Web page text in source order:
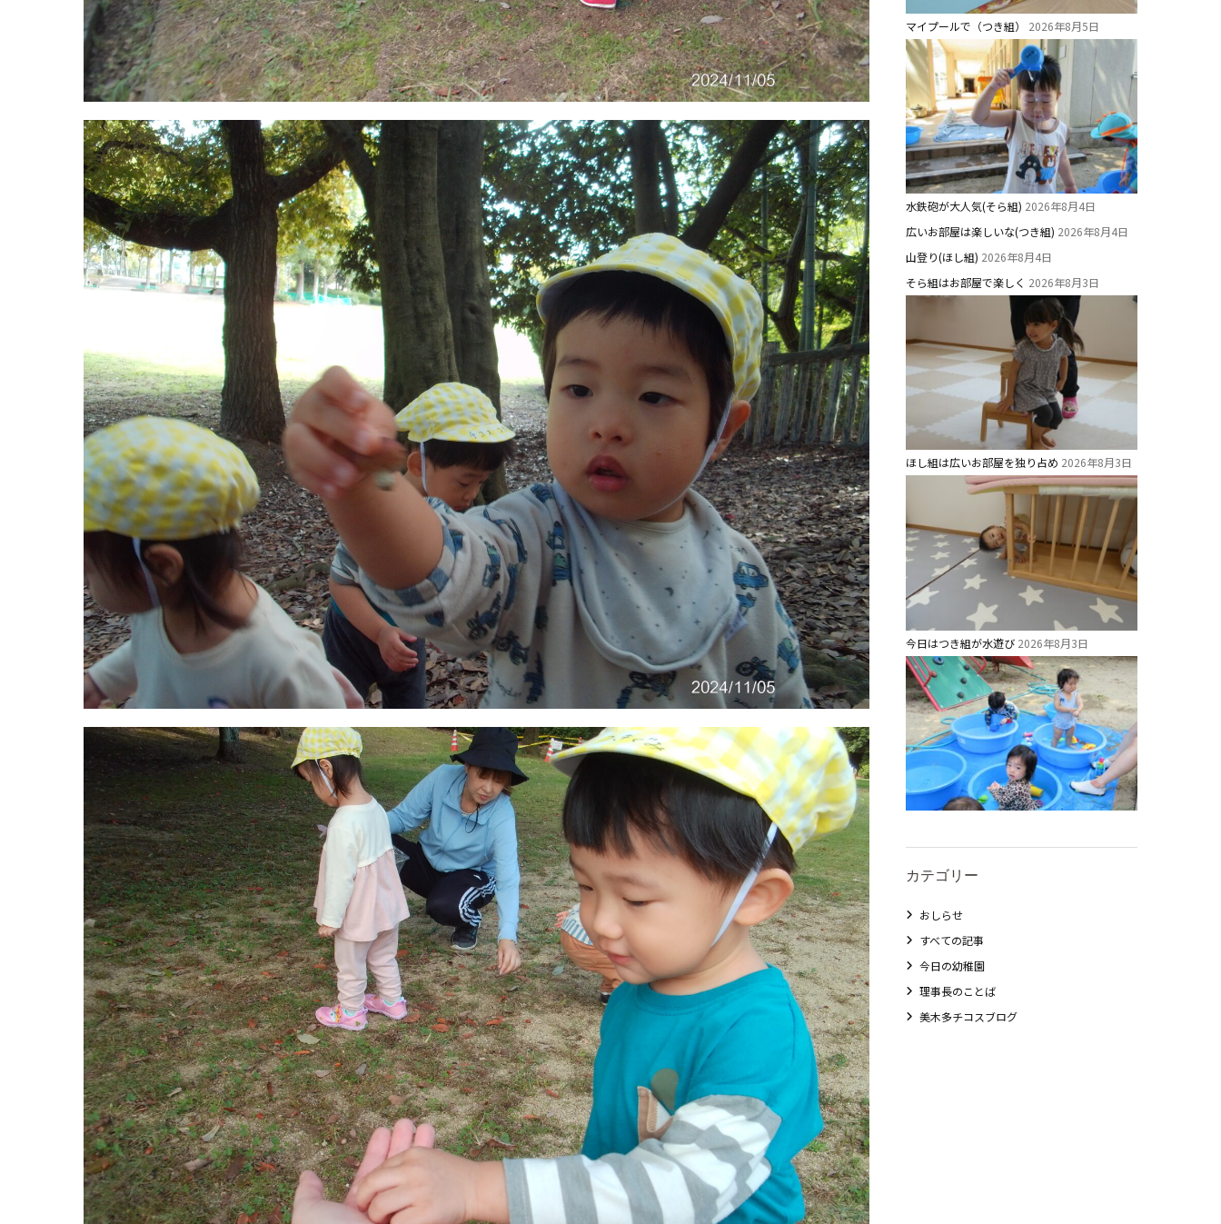
マイプールで（つき組） 2026年8月5日
水鉄砲が大人気(そら組) 2026年8月4日
広いお部屋は楽しいな(つき組) 2026年8月4日
山登り(ほし組) 2026年8月4日
そら組はお部屋で楽しく 2026年8月3日
ほし組は広いお部屋を独り占め 2026年8月3日
今日はつき組が水遊び 2026年8月3日
カテゴリー
おしらせ
すべての記事
今日の幼稚園
理事長のことば
美木多チコスブログ
お知らせ 今日の幼稚園 園児募集要項
教職員募集
園のこと
園舎案内
安⼼・安全対策
教育と保育
美⽊多幼稚園の理想
園の1⽇
美⽊多チコス
美⽊多チコスについて
美⽊多チコスブログ
未就園児クラス
0歳親子登園［マカロンクラス ]
1歳・2歳親子登園［マリポサクラス ]